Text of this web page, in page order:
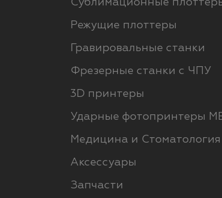
Сублимационные
Режущие плоттеры
Гравировальные станки
Фрезерные станки с ЧПУ
3D принтеры
Ударные фотопринтеры
Медицина и Стоматология
Аксессуары
Запчасти